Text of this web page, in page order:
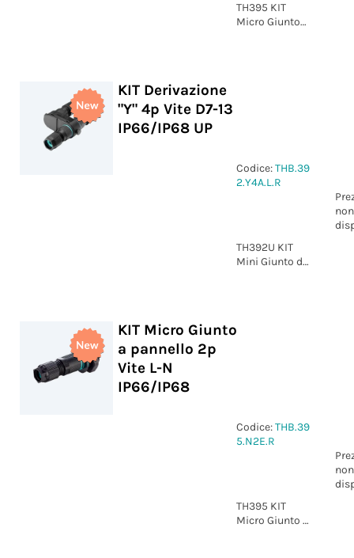
TH395 KIT
Micro Giunto
KIT Derivazione
"Y" 4p Vite D7-13
IP66/IP68 UP
Codice:THB.39
2.Y4A.L.R
non
TH392U KIT
Mini Giunto di
KIT Micro Giunto
a pannello 2p
Vite L-N
IP66/IP68
Codice:THB.39
5.N2E.R
non
TH395 KIT
Micro Giunto a